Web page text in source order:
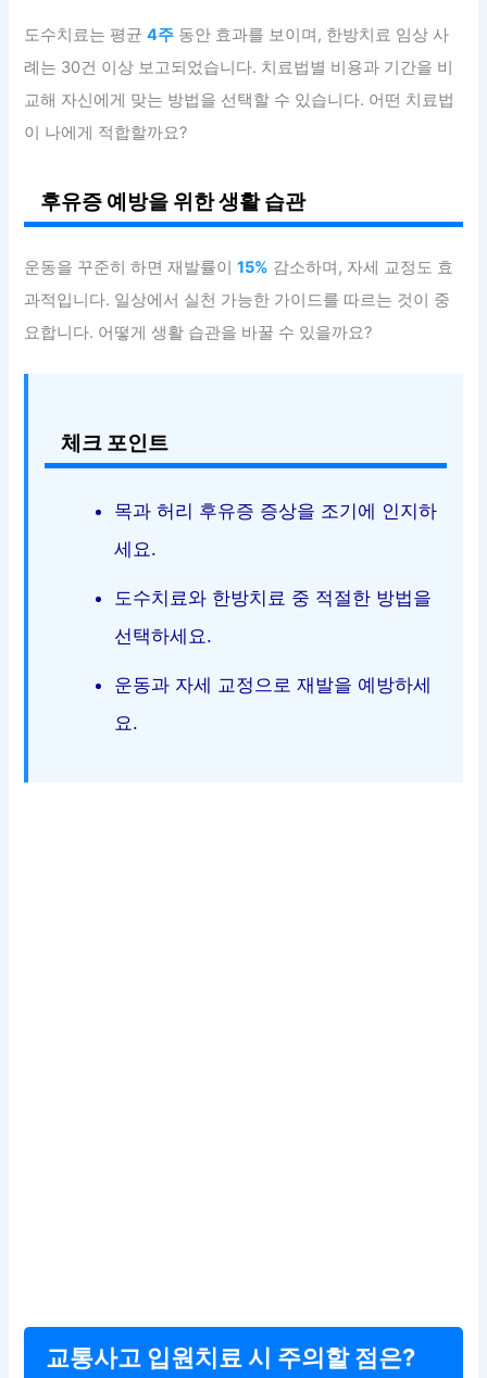
도수치료는 평균4주 동안 효과를 보이며, 한방치료 임상 사
례는 30건 이상 보고되었습니다. 치료법별 비용과 기간을 비
교해 자신에게 맞는 방법을 선택할 수 있습니다. 어떤 치료법
이 나에게 적합할까요?
후유증 예방을 위한 생활 습관
운동을 꾸준히 하면 재발률이15% 감소하며, 자세 교정도 효
과적입니다. 일상에서 실천 가능한 가이드를 따르는 것이 중
요합니다. 어떻게 생활 습관을 바꿀 수 있을까요?
체크 포인트
목과 허리 후유증 증상을 조기에 인지하
세요.
도수치료와 한방치료 중 적절한 방법을
선택하세요.
운동과 자세 교정으로 재발을 예방하세
요.
교통사고 입원치료 시 주의할 점은?